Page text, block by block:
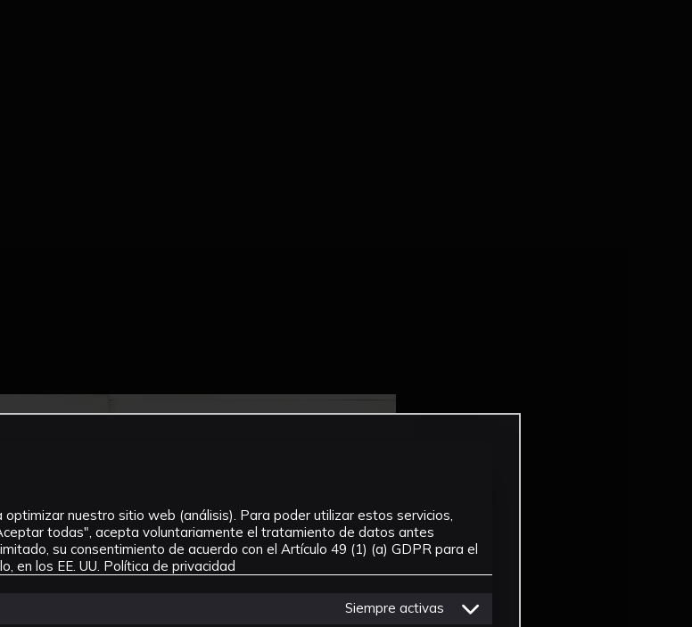
nuestro sitio web (análisis). Para poder utilizar estos servicios,
todas", acepta voluntariamente el tratamiento de datos antes
su consentimiento de acuerdo con el Artículo 49 (1) (a) GDPR para el
en los EE. UU. Política de privacidad
Siempre activas